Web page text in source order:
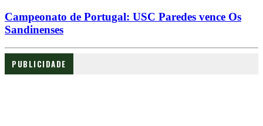
Campeonato de Portugal: USC Paredes vence Os
Sandinenses
PUBLICIDADE